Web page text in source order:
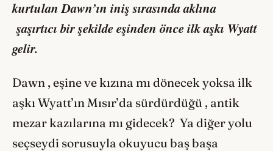
kurtulan Dawn’ın iniş sırasında aklına
şaşırtıcı bir şekilde eşinden önce ilk aşkı Wyatt
gelir.
Dawn , eşine ve kızına mı dönecek yoksa ilk
aşkı Wyatt’ın Mısır’da sürdürdüğü , antik
mezar kazılarına mı gidecek? Ya diğer yolu
seçseydi sorusuyla okuyucu baş başa